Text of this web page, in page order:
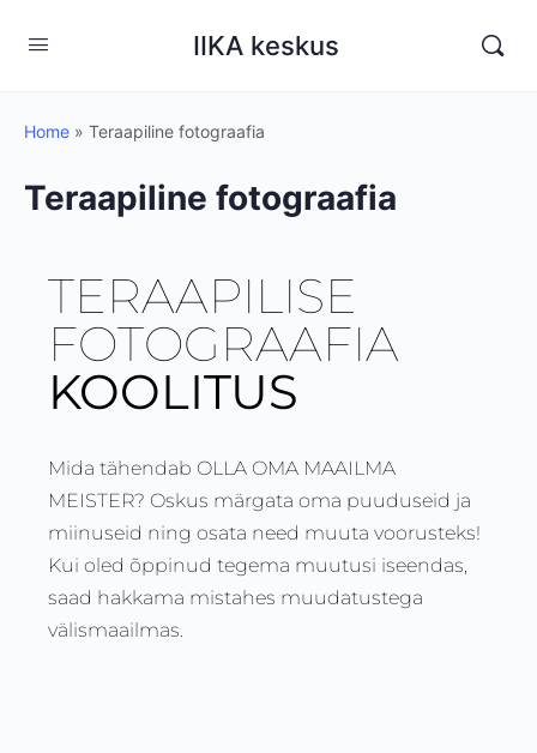
IIKA keskus
Home » Teraapiline fotograafia
Teraapiline fotograafia
TERAAPILISE
FOTOGRAAFIA
KOOLITUS
Mida tähendab OLLA OMA MAAILMA
MEISTER? Oskus märgata oma puuduseid ja
miinuseid ning osata need muuta voorusteks!
Kui oled õppinud tegema muutusi iseendas,
saad hakkama mistahes muudatustega
välismaailmas.